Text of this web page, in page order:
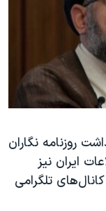
روزنامه نگاران
ایران نیز
تلگرامی